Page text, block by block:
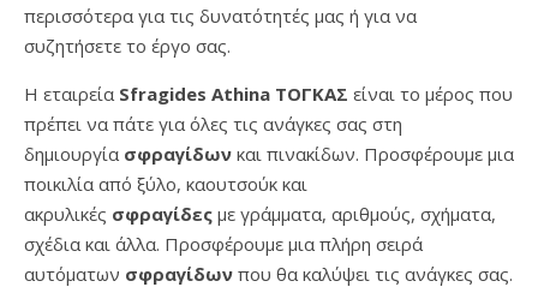
περισσότερα για τις δυνατότητές μας ή για να
συζητήσετε το έργο σας.
Η εταιρεία Sfragides Athina ΤΟΓΚΑΣ είναι το μέρος που
πρέπει να πάτε για όλες τις ανάγκες σας στη
δημιουργία σφραγίδων και πινακίδων. Προσφέρουμε μια
ποικιλία από ξύλο, καουτσούκ και
ακρυλικές σφραγίδες με γράμματα, αριθμούς, σχήματα,
σχέδια και άλλα. Προσφέρουμε μια πλήρη σειρά
αυτόματων σφραγίδων που θα καλύψει τις ανάγκες σας.